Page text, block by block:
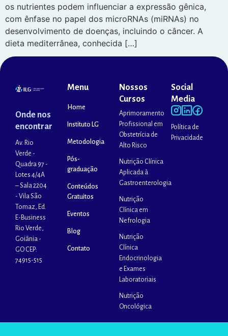
os nutrientes podem influenciar a expressão gênica,
com ênfase no papel dos microRNAs (miRNAs) no
desenvolvimento de doenças, incluindo o câncer. A
dieta mediterrânea, conhecida […]
Onde nos
encontrar
Av. Rio
Verde -
Quadra 97 -
Lotes 4/4A
– Sala 2204
- Vila São
Tomaz, Ed.
E-Business
Rio Verde,
Goiânia -
GO CEP:
74915-515
Menu
Home
Instituto LG
Metodologia
Pós-
graduação
Conteúdos
Gratuitos
Eventos
Blog
Contato
Nossos
Cursos
Aprimoramento
Profissional em
Obstetrícia de
Alto Risco
Nutrição Clínica
Aplicada à
Gastroenterologia
Nutrição
Clínica em
Nefrologia
Nutrição
Clínica
Endocrinologia
e Exames
Laboratoriais
Nutrição
Oncológica
Social
Media
Política de
Privacidade